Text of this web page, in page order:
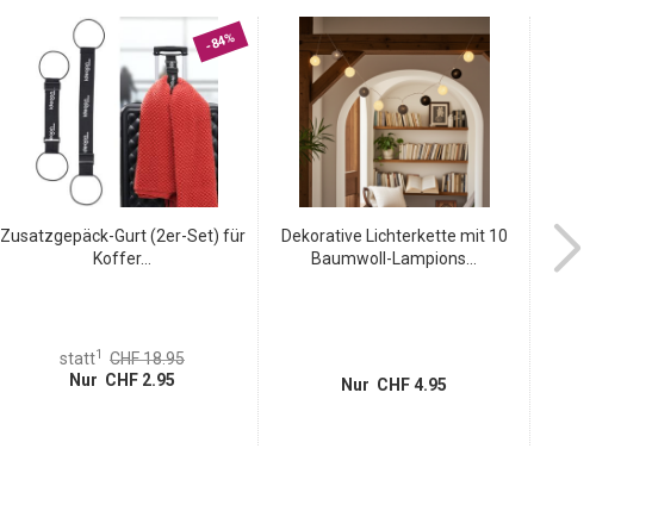
-84%
Zusatzgepäck-Gurt (2er-Set) für
Koffer...
statt1
CHF 18.95
Nur CHF 2.95
Dekorative Lichterkette mit 10
Baumwoll-Lampions...
Nur CHF 4.95